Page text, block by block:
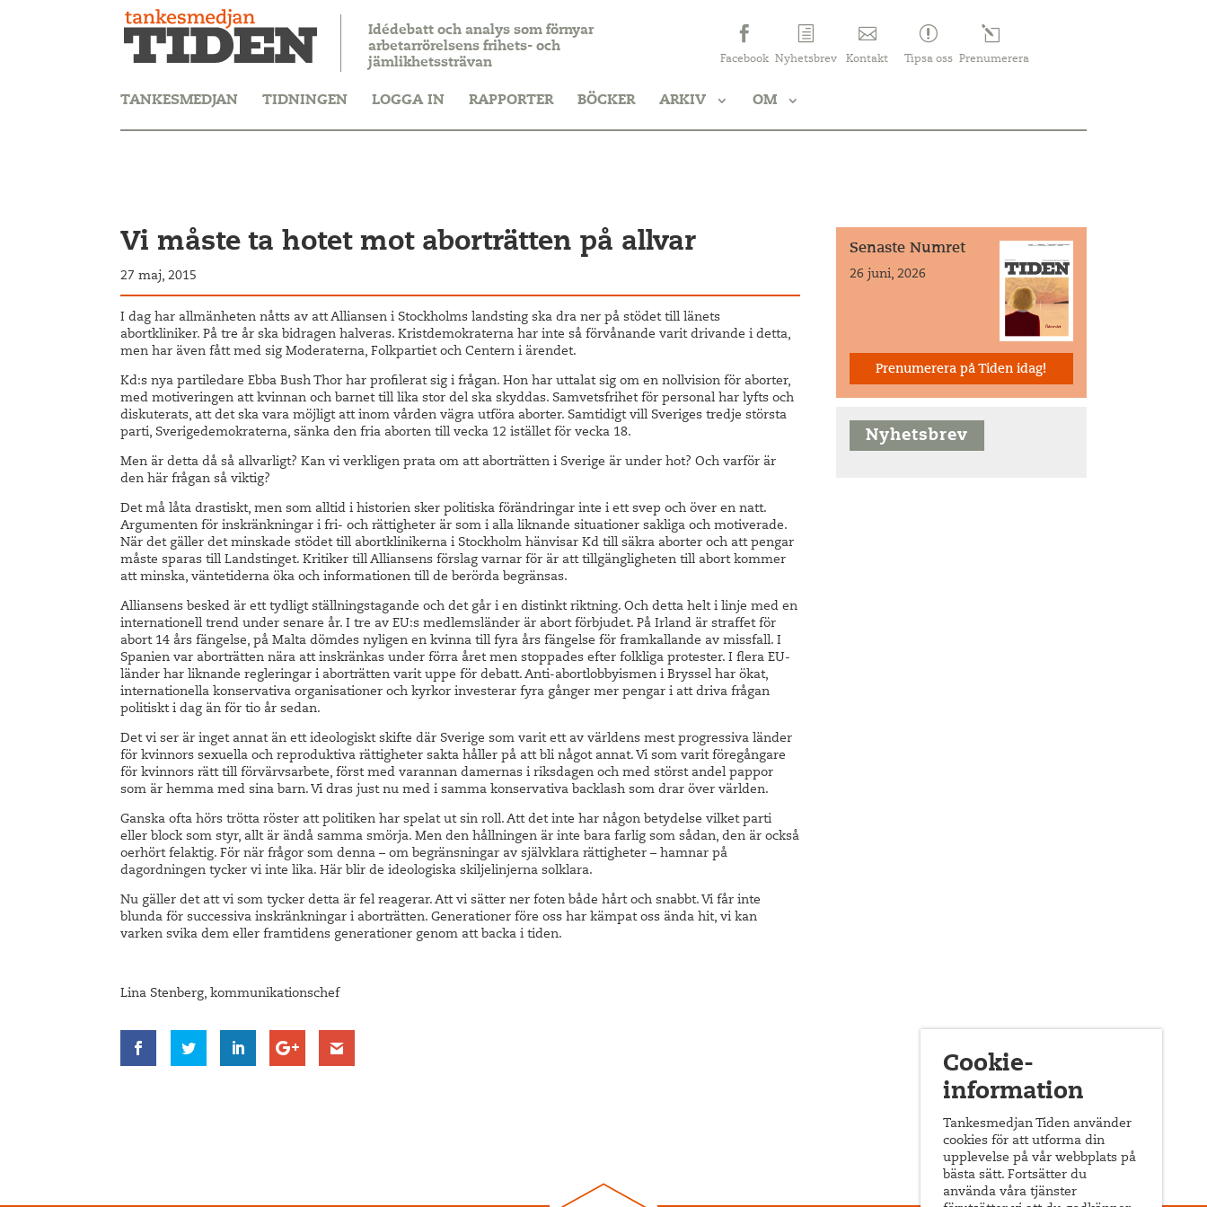
Idédebatt och analys som förnyar
arbetarrörelsens frihets- och
jämlikhetssträvan
Facebook Nyhetsbrev Kontakt Tipsa oss Prenumerera
TANKESMEDJAN TIDNINGEN LOGGA IN RAPPORTER BÖCKER ARKIV OM
Vi måste ta hotet mot aborträtten på allvar
27 maj, 2015
I dag har allmänheten nåtts av att Alliansen i Stockholms landsting ska dra ner på stödet till länets
abortkliniker. På tre år ska bidragen halveras. Kristdemokraterna har inte så förvånande varit drivande i detta,
men har även fått med sig Moderaterna, Folkpartiet och Centern i ärendet.
Kd:s nya partiledare Ebba Bush Thor har profilerat sig i frågan. Hon har uttalat sig om en nollvision för aborter,
med motiveringen att kvinnan och barnet till lika stor del ska skyddas. Samvetsfrihet för personal har lyfts och
diskuterats, att det ska vara möjligt att inom vården vägra utföra aborter. Samtidigt vill Sveriges tredje största
parti, Sverigedemokraterna, sänka den fria aborten till vecka 12 istället för vecka 18.
Men är detta då så allvarligt? Kan vi verkligen prata om att aborträtten i Sverige är under hot? Och varför är
den här frågan så viktig?
Det må låta drastiskt, men som alltid i historien sker politiska förändringar inte i ett svep och över en natt.
Argumenten för inskränkningar i fri- och rättigheter är som i alla liknande situationer sakliga och motiverade.
När det gäller det minskade stödet till abortklinikerna i Stockholm hänvisar Kd till säkra aborter och att pengar
måste sparas till Landstinget. Kritiker till Alliansens förslag varnar för är att tillgängligheten till abort kommer
att minska, väntetiderna öka och informationen till de berörda begränsas.
Alliansens besked är ett tydligt ställningstagande och det går i en distinkt riktning. Och detta helt i linje med en
internationell trend under senare år. I tre av EU:s medlemsländer är abort förbjudet. På Irland är straffet för
abort 14 års fängelse, på Malta dömdes nyligen en kvinna till fyra års fängelse för framkallande av missfall. I
Spanien var aborträtten nära att inskränkas under förra året men stoppades efter folkliga protester. I flera EU-
länder har liknande regleringar i aborträtten varit uppe för debatt. Anti-abortlobbyismen i Bryssel har ökat,
internationella konservativa organisationer och kyrkor investerar fyra gånger mer pengar i att driva frågan
politiskt i dag än för tio år sedan.
Det vi ser är inget annat än ett ideologiskt skifte där Sverige som varit ett av världens mest progressiva länder
för kvinnors sexuella och reproduktiva rättigheter sakta håller på att bli något annat. Vi som varit föregångare
för kvinnors rätt till förvärvsarbete, först med varannan damernas i riksdagen och med störst andel pappor
som är hemma med sina barn. Vi dras just nu med i samma konservativa backlash som drar över världen.
Ganska ofta hörs trötta röster att politiken har spelat ut sin roll. Att det inte har någon betydelse vilket parti
eller block som styr, allt är ändå samma smörja. Men den hållningen är inte bara farlig som sådan, den är också
oerhört felaktig. För när frågor som denna – om begränsningar av självklara rättigheter – hamnar på
dagordningen tycker vi inte lika. Här blir de ideologiska skiljelinjerna solklara.
Nu gäller det att vi som tycker detta är fel reagerar. Att vi sätter ner foten både hårt och snabbt. Vi får inte
blunda för successiva inskränkningar i aborträtten. Generationer före oss har kämpat oss ända hit, vi kan
varken svika dem eller framtidens generationer genom att backa i tiden.
Lina Stenberg, kommunikationschef
Senaste Numret
26 juni, 2026
Prenumerera på Tiden idag!
Nyhetsbrev
Cookie-
information
Tankesmedjan Tiden använder
cookies för att utforma din
upplevelse på vår webbplats på
bästa sätt. Fortsätter du
använda våra tjänster